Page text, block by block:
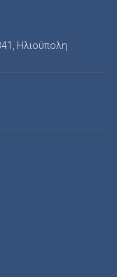
Ηλιούπολη